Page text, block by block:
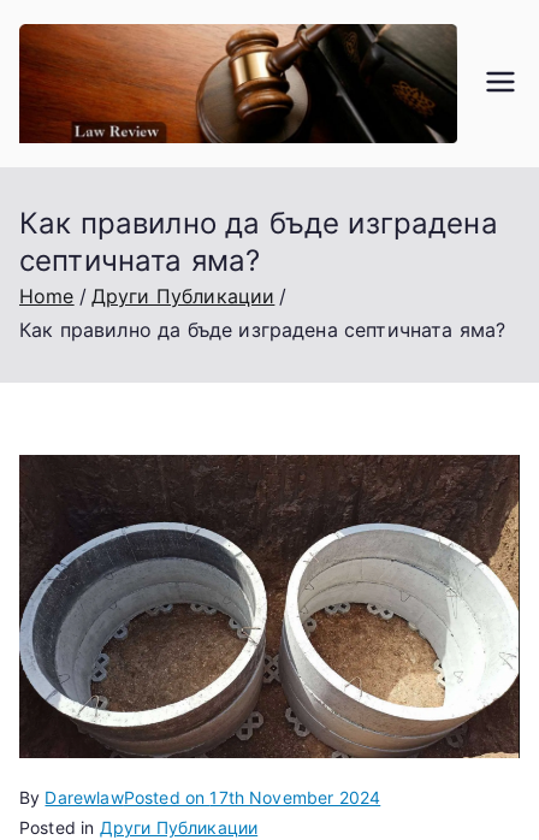
content
-
w.
m
k
–
П
Търго
и
о
Как правилно да бъде изградена
септичната яма?
Home
Други Публикации
Как правилно да бъде изградена септичната яма?
By DarewlawPosted on17th November 2024
Posted in Други Публикации